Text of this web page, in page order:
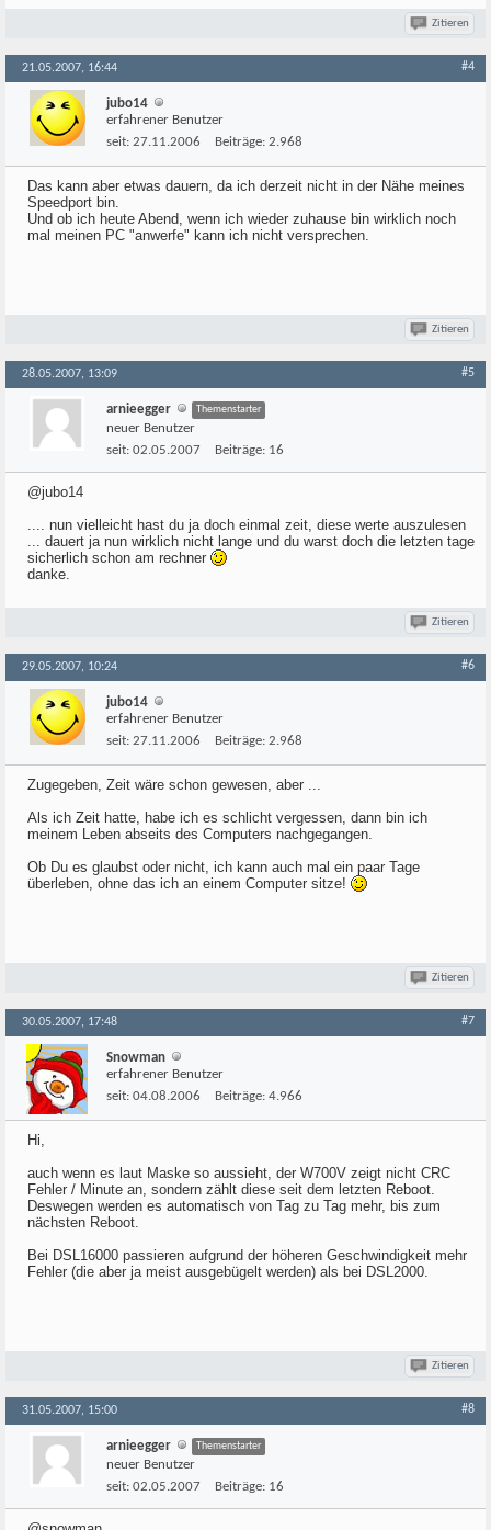
Zitieren
21.05.2007, 16:44 #4
jubo14
erfahrener Benutzer
seit: 27.11.2006 Beiträge: 2.968
Das kann aber etwas dauern, da ich derzeit nicht in der Nähe meines
Speedport bin.
Und ob ich heute Abend, wenn ich wieder zuhause bin wirklich noch
mal meinen PC "anwerfe" kann ich nicht versprechen.
Zitieren
28.05.2007, 13:09 #5
arnieegger Themenstarter
neuer Benutzer
seit: 02.05.2007 Beiträge: 16
@jubo14
.... nun vielleicht hast du ja doch einmal zeit, diese werte auszulesen
... dauert ja nun wirklich nicht lange und du warst doch die letzten tage
sicherlich schon am rechner
danke.
Zitieren
29.05.2007, 10:24 #6
jubo14
erfahrener Benutzer
seit: 27.11.2006 Beiträge: 2.968
Zugegeben, Zeit wäre schon gewesen, aber ...
Als ich Zeit hatte, habe ich es schlicht vergessen, dann bin ich
meinem Leben abseits des Computers nachgegangen.
Ob Du es glaubst oder nicht, ich kann auch mal ein paar Tage
überleben, ohne das ich an einem Computer sitze!
Zitieren
30.05.2007, 17:48 #7
Snowman
erfahrener Benutzer
seit: 04.08.2006 Beiträge: 4.966
Hi,
auch wenn es laut Maske so aussieht, der W700V zeigt nicht CRC
Fehler / Minute an, sondern zählt diese seit dem letzten Reboot.
Deswegen werden es automatisch von Tag zu Tag mehr, bis zum
nächsten Reboot.
Bei DSL16000 passieren aufgrund der höheren Geschwindigkeit mehr
Fehler (die aber ja meist ausgebügelt werden) als bei DSL2000.
Zitieren
31.05.2007, 15:00 #8
arnieegger Themenstarter
neuer Benutzer
seit: 02.05.2007 Beiträge: 16